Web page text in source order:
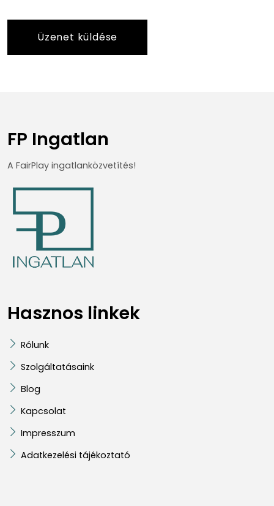
Üzenet küldése
FP Ingatlan
A FairPlay ingatlanközvetítés!
Hasznos linkek
Rólunk
Szolgáltatásaink
Blog
Kapcsolat
Impresszum
Adatkezelési tájékoztató